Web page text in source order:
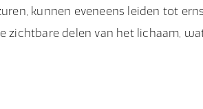
kunnen eveneens leiden tot
zichtbare delen van het lichaam,